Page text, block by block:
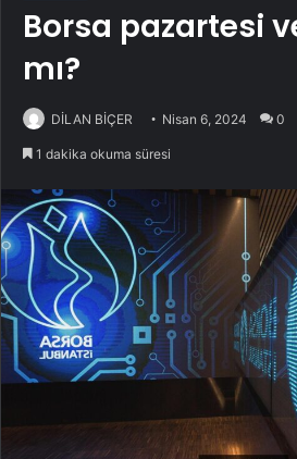
Borsa pazartesi
mı?
DİLAN BİÇER Nisan 6, 2024 0
1 dakika okuma süresi